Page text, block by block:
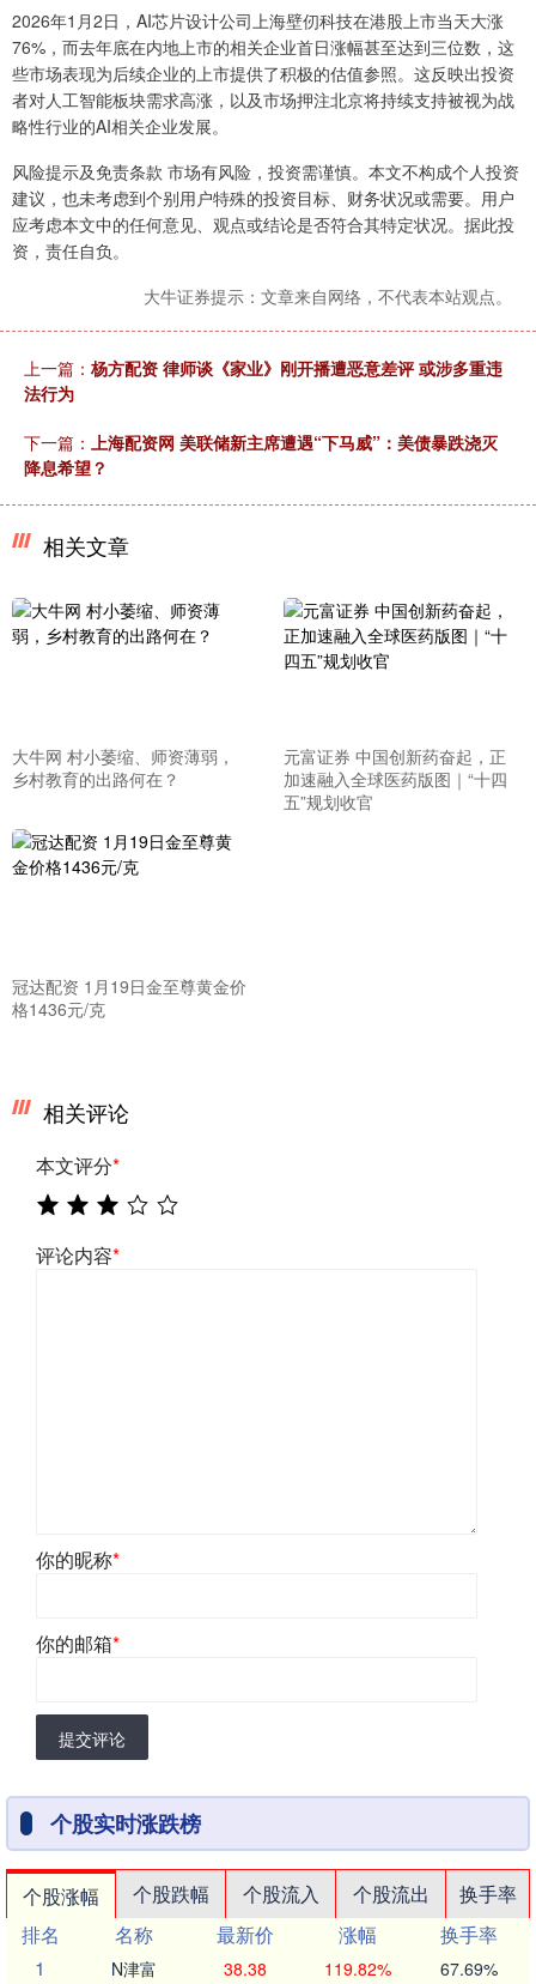
2026年1月2日，AI芯片设计公司上海壁仞科技在港股上市当天大涨
76%，而去年底在内地上市的相关企业首日涨幅甚至达到三位数，这
些市场表现为后续企业的上市提供了积极的估值参照。这反映出投资
者对人工智能板块需求高涨，以及市场押注北京将持续支持被视为战
略性行业的AI相关企业发展。
风险提示及免责条款 市场有风险，投资需谨慎。本文不构成个人投资
建议，也未考虑到个别用户特殊的投资目标、财务状况或需要。用户
应考虑本文中的任何意见、观点或结论是否符合其特定状况。据此投
资，责任自负。
大牛证券提示：文章来自网络，不代表本站观点。
上一篇： 杨方配资 律师谈《家业》刚开播遭恶意差评 或涉多重违
法行为
下一篇： 上海配资网 美联储新主席遭遇“下马威”：美债暴跌浇灭
降息希望？
相关文章
大牛网 村小萎缩、师资薄弱，
乡村教育的出路何在？
元富证券 中国创新药奋起，正
加速融入全球医药版图｜“十四
五”规划收官
冠达配资 1月19日金至尊黄金价
格1436元/克
相关评论
本文评分*
评论内容*
你的昵称*
你的邮箱*
提交评论
个股实时涨跌榜
个股涨幅 个股跌幅 个股流入 个股流出
换手率
排名
名称 最新价 涨幅
换手率
1
N津富 38.38 119.82% 67.69%